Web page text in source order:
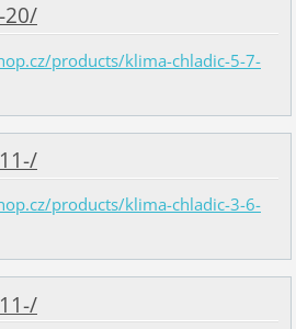
20/
products/klima-chladic-5-7-
products/klima-chladic-3-6-